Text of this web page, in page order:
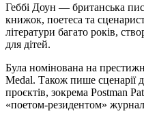
Геббі Доун — британська
книжок, поетеса та
літератури багато років,
для дітей.
Була номінована на
Medal. Також пише сценарії
проєктів, зокрема Postman
«поетом-резидентом»